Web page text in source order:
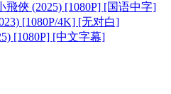
飛俠 (2025) [1080P] [国语中字]
[1080P/4K] [无对白]
[1080P] [中文字幕]